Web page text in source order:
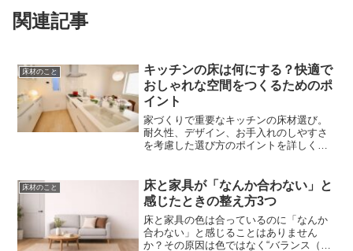
関連記事
床材のこと
キッチンの床は何にする？快適で
おしゃれな空間をつくるためのポ
イント
家づくりで重要なキッチンの床材選び。
耐久性、デザイン、お手入れのしやすさ
を考慮した選び方のポイントを詳しく解
徹底比較！
床材のこと
床と家具が「なんか合わない」と
感じたときの整え方3つ
床と家具の色は合っているのに「なんか
合わない」と感じることはありません
か？その原因は色ではなく“バランス（関